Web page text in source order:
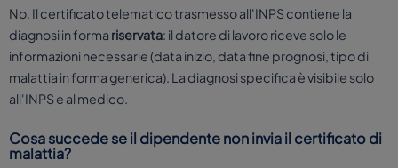
No. Il certificato telematico trasmesso all'INPS contiene la
diagnosi in forma riservata: il datore di lavoro riceve solo le
informazioni necessarie (data inizio, data fine prognosi, tipo di
malattia in forma generica). La diagnosi specifica è visibile solo
all'INPS e al medico.
Cosa succede se il dipendente non invia il certificato di
malattia?